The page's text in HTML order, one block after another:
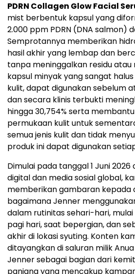
PDRN Collagen Glow Facial
mist berbentuk kapsul yang
2.000 ppm PDRN (DNA salmon)
Semprotannya memberikan
hasil akhir yang lembap dan
tanpa meninggalkan residu atau
kapsul minyak yang sangat
kulit, dapat digunakan sebelum
dan secara klinis terbukti
hingga 30,754% serta
permukaan kulit untuk
semua jenis kulit dan tidak
produk ini dapat digunakan
Dimulai pada tanggal 1 Juni
digital dan media sosial global,
memberikan gambaran kepada
bagaimana Jenner
dalam rutinitas sehari-hari,
pagi hari, saat bepergian, dan
akhir di lokasi syuting. Konten
ditayangkan di saluran milik
Jenner sebagai bagian dari
panjang yang mencakup